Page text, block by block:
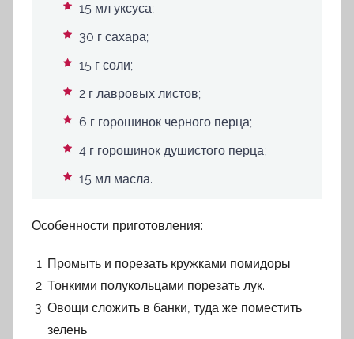
15 мл уксуса;
30 г сахара;
15 г соли;
2 г лавровых листов;
6 г горошинок черного перца;
4 г горошинок душистого перца;
15 мл масла.
Особенности приготовления:
Промыть и порезать кружками помидоры.
Тонкими полукольцами порезать лук.
Овощи сложить в банки, туда же поместить
зелень.